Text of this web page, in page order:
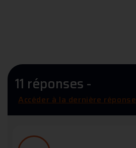
11 réponses -
Accéder à la dernière réponse